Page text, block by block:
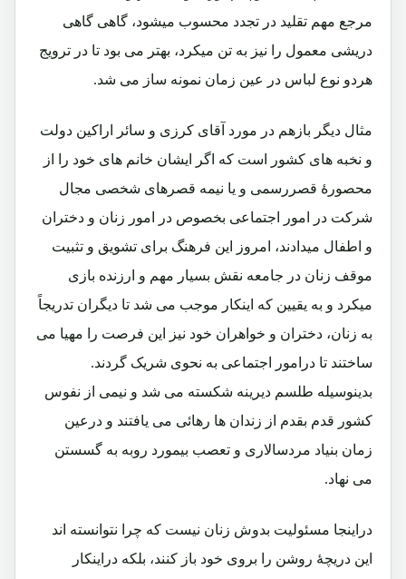
مرجع مهم تقلید در تجدد محسوب میشود، گاهی گاهی
دریشی معمول را نیز به تن میکرد، بهتر می بود تا در ترویج
هردو نوع لباس در عین زمان نمونه ساز می شد.
مثال دیگر بازهم در مورد آقای کرزی و سائر اراکین دولت
و نخبه های کشور است که اگر ایشان خانم های خود را از
محصورۀ قصررسمی و یا نیمه قصرهای شخصی مجال
شرکت در امور اجتماعی بخصوص در امور زنان و دختران
و اطفال میدادند، امروز این فرهنگ برای تشویق و تثبیت
موقف زنان در جامعه نقش بسیار مهم و ارزنده بازی
میکرد و به یقیین که اینکار موجب می شد تا دیگران تدریجاً
به زنان، دختران و خواهران خود نیز این فرصت را مهیا می
ساختند تا درامور اجتماعی به نحوی شریک گردند.
بدینوسیله طلسم دیرینه شکسته می شد و نیمی از نفوس
کشور قدم بقدم از زندان ها رهائی می یافتند و درعین
زمان بنیاد مردسالاری و تعصب بیمورد روبه به گسستن
می نهاد.
دراینجا مسئولیت بدوش زنان نیست که چرا نتوانسته اند
این دریچۀ روشن را بروی خود باز کنند، بلکه دراینکار